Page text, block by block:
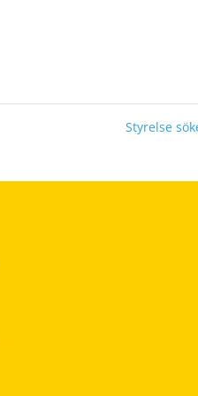
Styrelse